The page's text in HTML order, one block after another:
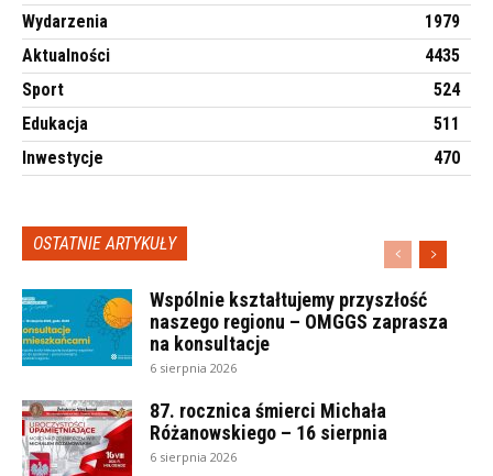
Wydarzenia
1979
Aktualności
4435
Sport
524
Edukacja
511
Inwestycje
470
OSTATNIE ARTYKUŁY
Wspólnie kształtujemy przyszłość
naszego regionu – OMGGS zaprasza
na konsultacje
6 sierpnia 2026
87. rocznica śmierci Michała
Różanowskiego – 16 sierpnia
6 sierpnia 2026